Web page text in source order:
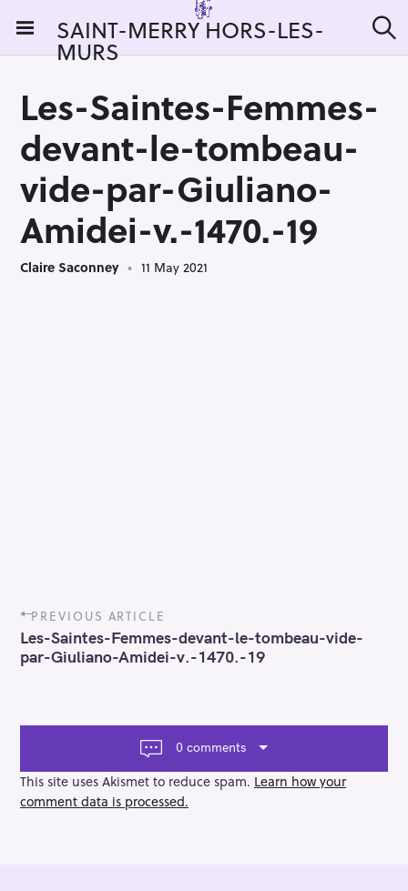
i
SAINT-MERRY HORS-LES-
MURS e
Les-Saintes-Femmes-
devant-le-tombeau-
vide-par-Giuliano-
Amidei-v.-1470.-19
Claire Saconney 11 May 2021
P
o
s
t
v
a
t
i
PREVIOUS ARTICLE
Les-Saintes-Femmes-devant-le-tombeau-vide-
par-Giuliano-Amidei-v.-1470.-19
0 comments
This site uses Akismet to reduce spam. Learn how your
comment data is processed.